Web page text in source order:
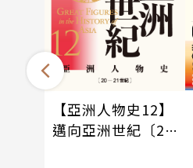
【亞洲人物史12】
邁向亞洲世紀〔20